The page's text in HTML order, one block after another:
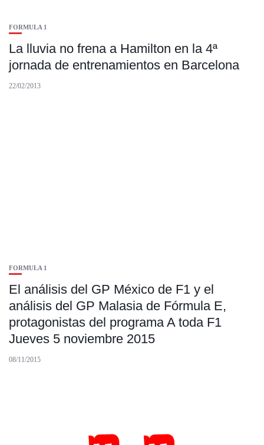
FORMULA 1
La lluvia no frena a Hamilton en la 4ª
jornada de entrenamientos en Barcelona
22/02/2013
FORMULA 1
El análisis del GP México de F1 y el
análisis del GP Malasia de Fórmula E,
protagonistas del programa A toda F1
Jueves 5 noviembre 2015
08/11/2015